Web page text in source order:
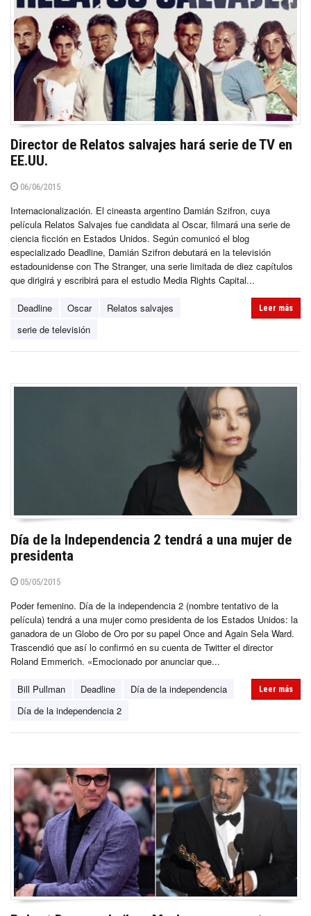
Director de Relatos salvajes hará serie de TV en
EE.UU.
06/06/2015
Internacionalización. El cineasta argentino Damián Szifron, cuya
película Relatos Salvajes fue candidata al Oscar, filmará una serie de
ciencia ficción en Estados Unidos. Según comunicó el blog
especializado Deadline, Damián Szifron debutará en la televisión
estadounidense con The Stranger, una serie limitada de diez capítulos
que dirigirá y escribirá para el estudio Media Rights Capital...
Deadline Oscar
Relatos salvajes
serie de televisión
Leer más
Día de la Independencia 2 tendrá a una mujer de
presidenta
05/05/2015
Poder femenino. Día de la independencia 2 (nombre tentativo de la
película) tendrá a una mujer como presidenta de los Estados Unidos: la
ganadora de un Globo de Oro por su papel Once and Again Sela Ward.
Trascendió que así lo confirmó en su cuenta de Twitter el director
Roland Emmerich. «Emocionado por anunciar que...
Bill Pullman Deadline
Día de la independencia
Día de la independencia 2
Leer más